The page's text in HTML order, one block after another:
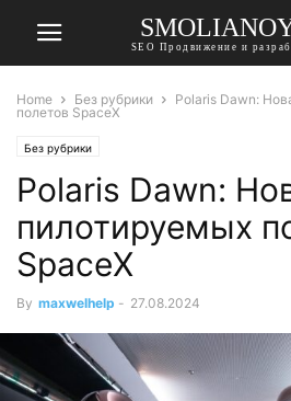
SEO Продвижение и
Home Без рубрики
Polaris Dawn:
полетов SpaceX
Без рубрики
Polaris Dawn:
пилотируемых
SpaceX
By maxwelhelp - 27.08.2024